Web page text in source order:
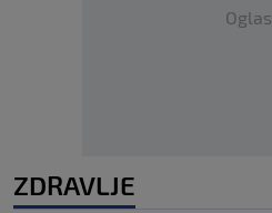
Oglas
ZDRAVLJE